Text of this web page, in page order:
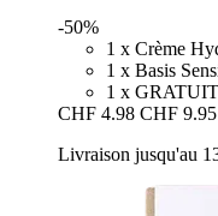
-50%
1 x Crème
1 x Basis
1 x
CHF 4.98 CHF 9.95
Livraison jusqu'au